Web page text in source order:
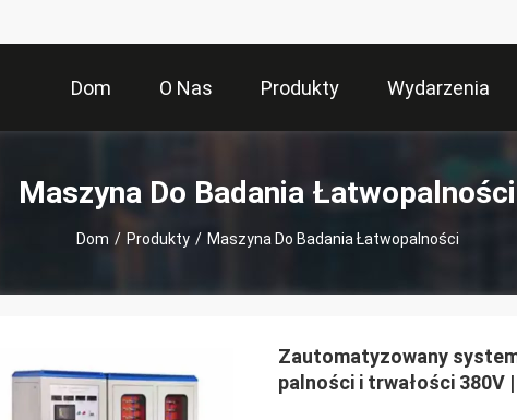
Dom O Nas Produkty Wydarzenia
Maszyna Do Badania Łatwopalności
Dom / Produkty / Maszyna Do Badania Łatwopalności
Zautomatyzowany
palności i trwałości 380V